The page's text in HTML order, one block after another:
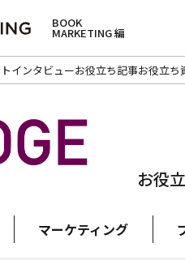
BOOK
MARKETING 編
インタビューお役立ち記事お役立ち
お役
マーケティング